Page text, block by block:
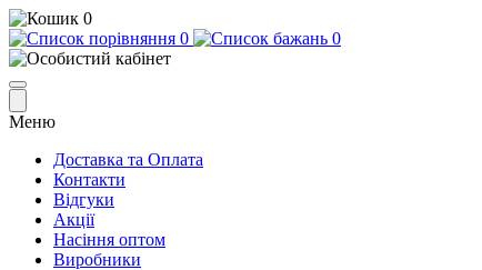
0
0
0
Меню
Доставка та Оплата
Контакти
Відгуки
Акції
Насіння оптом
Виробники